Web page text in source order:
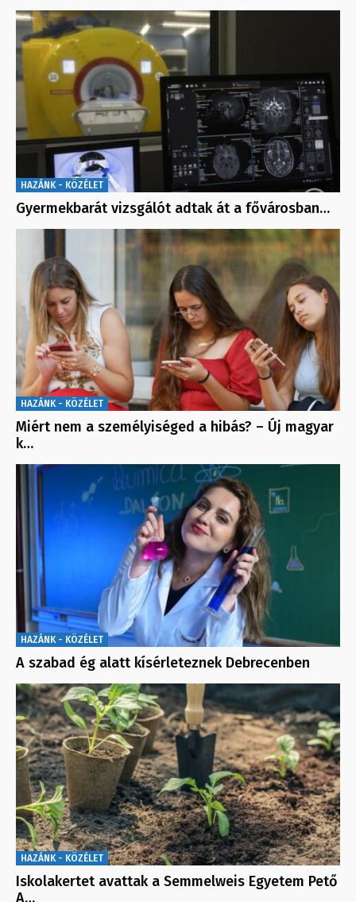
HAZÁNK - KÖZÉLET
Gyermekbarát vizsgálót adtak át a fővárosban…
HAZÁNK - KÖZÉLET
Miért nem a személyiséged a hibás? – Új magyar
k…
HAZÁNK - KÖZÉLET
A szabad ég alatt kísérleteznek Debrecenben
HAZÁNK - KÖZÉLET
Iskolakertet avattak a Semmelweis Egyetem Pető
A…